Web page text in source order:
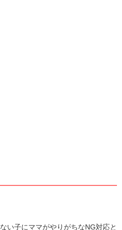
ない子にママがやりがちなNG対応と